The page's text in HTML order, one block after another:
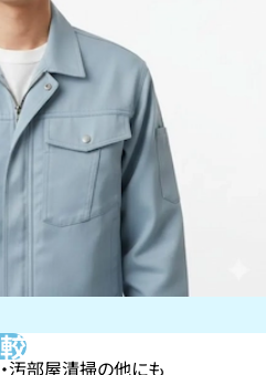
汚部屋清掃の他にも